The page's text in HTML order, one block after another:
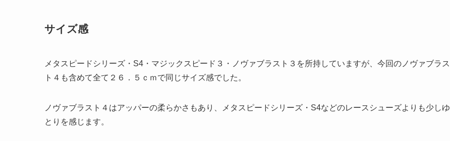
サイズ感
メタスピードシリーズ・S4・マジックスピード３・ノヴァブラスト３を所持していますが、今回のノヴァブラス
ト４も含めて全て２６．５ｃｍで同じサイズ感でした。
ノヴァブラスト４はアッパーの柔らかさもあり、メタスピードシリーズ・S4などのレースシューズよりも少しゆ
とりを感じます。